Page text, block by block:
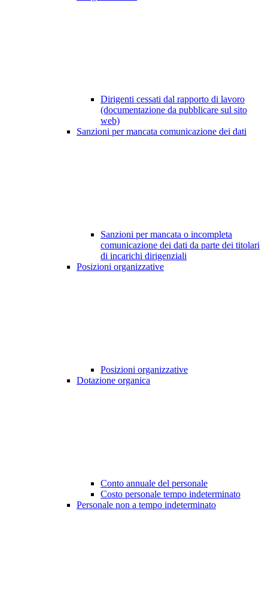
Dirigenti cessati dal rapporto di lavoro
(documentazione da pubblicare sul sito
web)
Sanzioni per mancata comunicazione dei dati
Sanzioni per mancata o incompleta
comunicazione dei dati da parte dei titolari
di incarichi dirigenziali
Posizioni organizzative
Posizioni organizzative
Dotazione organica
Conto annuale del personale
Costo personale tempo indeterminato
Personale non a tempo indeterminato